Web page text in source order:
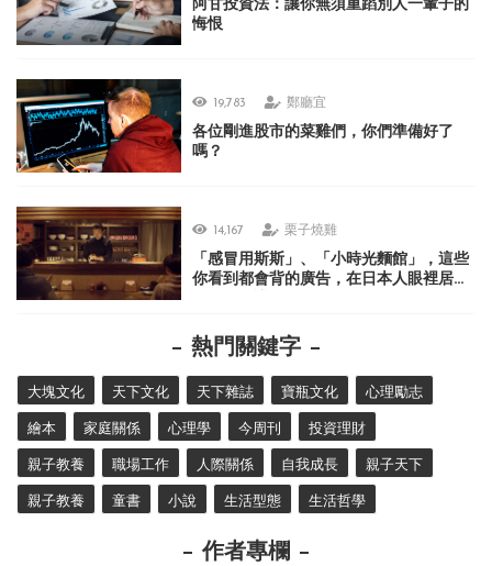
阿甘投資法：讓你無須重蹈別人一輩子的
悔恨
19,783 鄭廳宜
各位剛進股市的菜雞們，你們準備好了
嗎？
14,167 栗子燒雞
「感冒用斯斯」、「小時光麵館」，這些
你看到都會背的廣告，在日本人眼裡居然
熱門關鍵字
大塊文化 天下文化 天下雜誌 寶瓶文化 心理勵志
繪本 家庭關係 心理學 今周刊 投資理財
親子教養 職場工作 人際關係 自我成長 親子天下
親子教養 童書 小說 生活型態 生活哲學
作者專欄